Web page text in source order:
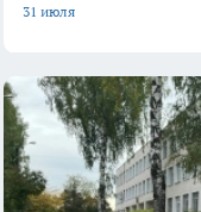
31 июля